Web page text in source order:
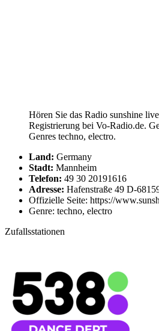
Hören Sie das Radio sunshine
Registrierung bei Vo-Radio.de.
Genres techno, electro.
Land: Germany
Stadt: Mannheim
Telefon: 49 30 20191616
Adresse: Hafenstraße 49 D-
Offizielle Seite: https://
Genre: techno, electro
Zufallsstationen